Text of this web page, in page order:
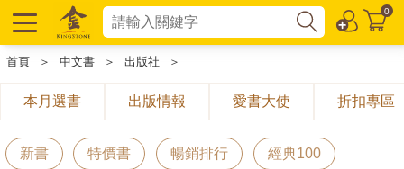
0
首頁 ＞ 中文書 ＞ 出版社 ＞
本月選書 出版情報 愛書大使 折扣專區
新書 特價書 暢銷排行 經典100